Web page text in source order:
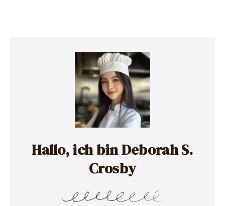
Hallo, ich bin Deborah S.
Crosby